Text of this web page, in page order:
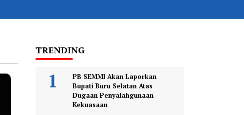
TRENDING
PB SEMMI Akan Laporkan
Bupati Buru Selatan Atas
Dugaan Penyalahgunaan
Kekuasaan